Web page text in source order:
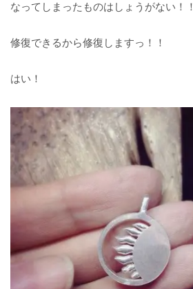
なってしまったものはしょうがない！！
修復できるから修復しますっ！！
はい！